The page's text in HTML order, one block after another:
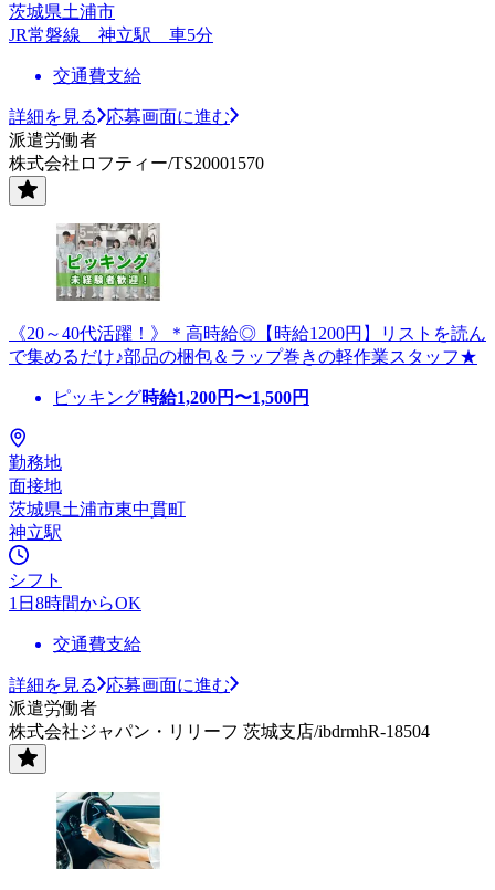
茨城県土浦市
JR常磐線 神立駅 車5分
交通費支給
詳細を見る
応募画面に進む
派遣労働者
株式会社ロフティー/TS20001570
《20～40代活躍！》＊高時給◎【時給1200円】リストを読ん
で集めるだけ♪部品の梱包＆ラップ巻きの軽作業スタッフ★
ピッキング時給1,200円〜1,500円
勤務地
面接地
茨城県土浦市東中貫町
神立駅
シフト
1日8時間からOK
交通費支給
詳細を見る
応募画面に進む
派遣労働者
株式会社ジャパン・リリーフ 茨城支店/ibdrmhR-18504